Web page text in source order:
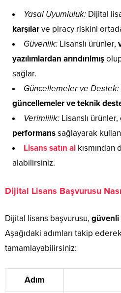
Yasal Uyumluluk: Dijital
karşılarve piracy riskini
Güvenlik: Lisanslı ürünler,
yazılımlardan arındırılmış
sağlar.
Güncellemeler ve Destek:
güncellemeler ve teknik
Verimlilik: Lisanslı ürünler,
performanssağlayarak
Lisans satın al kısmından
alabilirsiniz.
Dijital Lisans Başvurusu
Dijital lisans başvurusu, güvenli
Aşağıdaki adımları takip
tamamlayabilirsiniz:
Adım